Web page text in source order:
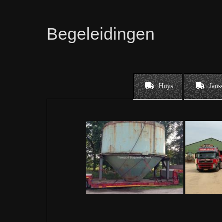
Begeleidingen
Huys